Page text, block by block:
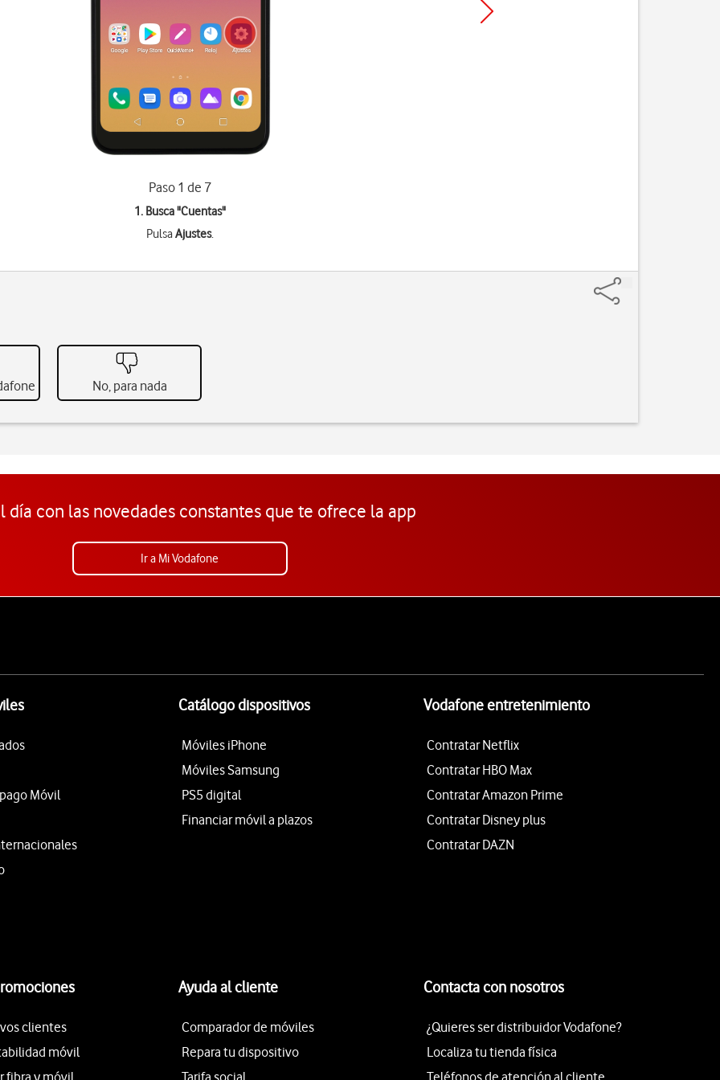
Paso 1 de 7
1. Busca "Cuentas"
PulsaAjustes.
No, para nada
día con las novedades constantes que te ofrece la app
Ir a Mi Vodafone
Móvil
Catálogo dispositivos
Móviles iPhone
Móviles Samsung
PS5 digital
Financiar móvil a plazos
Vodafone entretenimiento
Contratar Netflix
Contratar HBO Max
Contratar Amazon Prime
Contratar Disney plus
Contratar DAZN
clientes
móvil
fibra y móvil
Ayuda al cliente
Comparador de móviles
Repara tu dispositivo
Tarifa social
Contacta con nosotros
¿Quieres ser distribuidor Vodafone?
Localiza tu tienda física
Teléfonos de atención al cliente